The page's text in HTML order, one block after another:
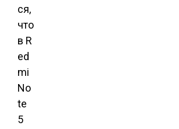
ся,
что
в R
ed
mi
No
te
5